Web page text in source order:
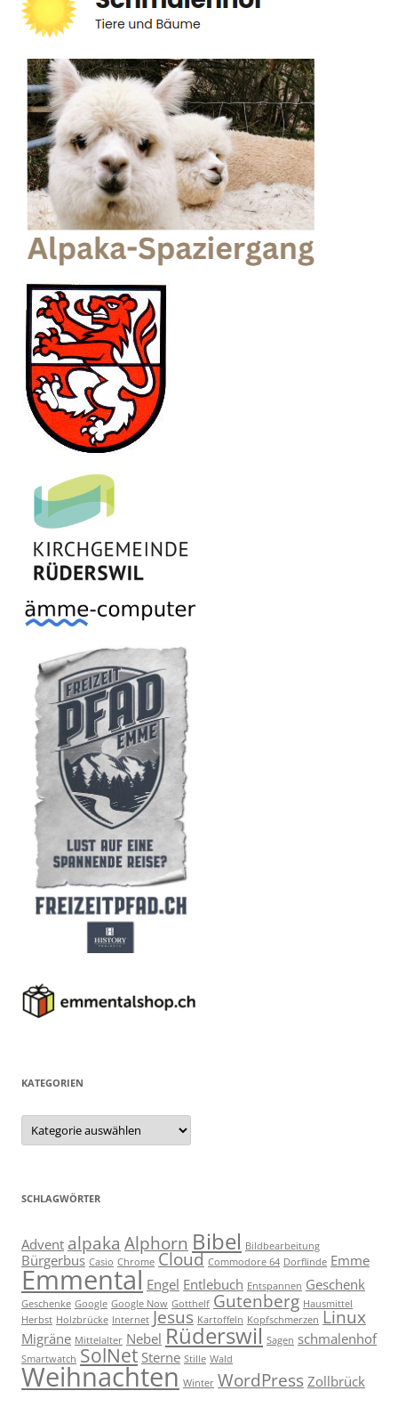
KATEGORIEN
Kategorien
SCHLAGWÖRTER
Advent alpaka Alphorn Bibel Bildbearbeitung
Bürgerbus Casio Chrome Cloud Commodore 64 Dorflinde Emme
Emmental Engel Entlebuch Entspannen Geschenk
Geschenke Google Google Now Gotthelf Gutenberg Hausmittel
Herbst Holzbrücke Internet Jesus Kartoffeln Kopfschmerzen Linux
Migräne Mittelalter Nebel Rüderswil Sagen schmalenhof
Smartwatch SolNet Sterne Stille Wald
Weihnachten Winter WordPress Zollbrück